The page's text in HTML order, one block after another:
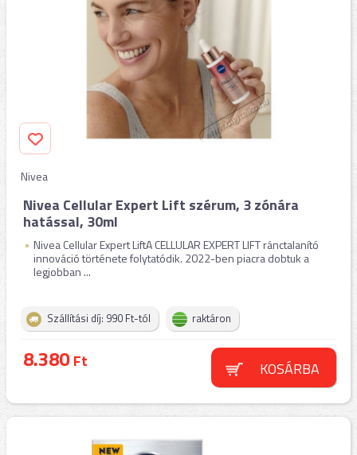
Nivea
Nivea Cellular Expert Lift szérum, 3 zónára
hatással, 30ml
Nivea Cellular Expert LiftA CELLULAR EXPERT LIFT ránctalanító
innováció története folytatódik. 2022-ben piacra dobtuk a
legjobban ...
Szállítási díj: 990 Ft-tól raktáron
8.380Ft KOSÁRBA